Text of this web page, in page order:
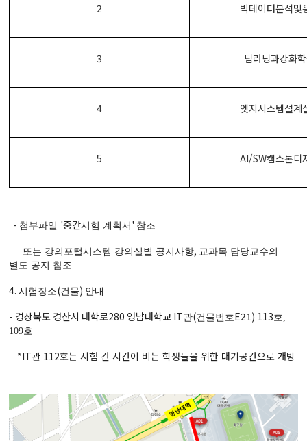
2 빅데이터분석및
3 딥러닝과강화
4 엣지시스템설계
5 AI/SW캡스톤디
- 첨부파일 '중간시험 계획서 ' 참조
또는 강의포털시스템 강의실별 공지사항, 교과목 담당교수의
별도 공지 참조
4.시험장소(건물) 안내
- 경상북도 경산시 대학로280 영남대학교 IT관(건물번호E21) 113호,
109호
*IT관 112호는 시험 간 시간이 비는 학생들을 위한 대기공간으로 개방